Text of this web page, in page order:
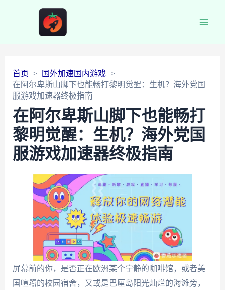
首页
国外加速国内游戏
在阿尔卑斯山脚下也能畅打黎明觉醒：生机？海外党国
服游戏加速器终极指南
在阿尔卑斯山脚下也能畅打
黎明觉醒：生机？海外党国
服游戏加速器终极指南
屏幕前的你，是否正在欧洲某个宁静的咖啡馆，或者美
国喧嚣的校园宿舍，又或是巴厘岛阳光灿烂的海滩旁，